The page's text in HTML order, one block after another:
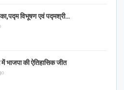
विभूषण एवं पद्मश्री…
भाजपा की ऐतिहासिक जीत